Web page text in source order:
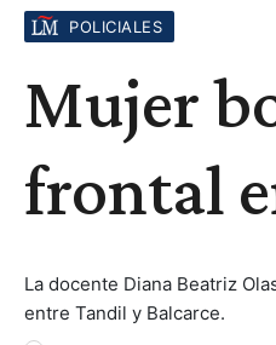
POLICIALES
Mujer
frontal
La docente Diana Beatriz
entre Tandil y Balcarce.